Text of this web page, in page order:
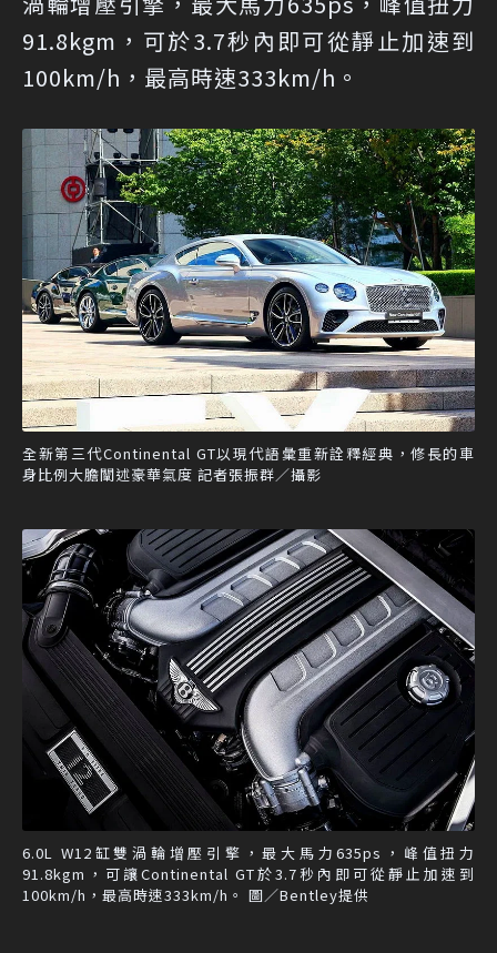
91.8kgm，可於3.7秒內即可從靜止加速到
100km/h，最高時速333km/h。
全新第三代Continental GT以現代語彙重新詮釋經典，修長的車
身比例大膽闡述豪華氣度 記者張振群／攝影
6.0L W12缸雙渦輪增壓引擎，最大馬力635ps，峰值扭力
91.8kgm，可讓Continental GT於3.7秒內即可從靜止加速到
100km/h，最高時速333km/h。 圖／Bentley提供